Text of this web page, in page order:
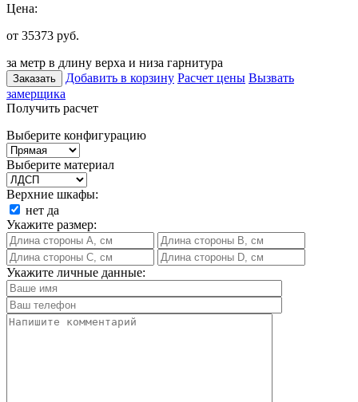
Цена:
от 35373 руб.
за метр в длину верха и низа гарнитура
Заказать Добавить в корзину Расчет цены Вызвать
замерщика
Получить расчет
Выберите конфигурацию
Выберите материал
Верхние шкафы:
нет да
Укажите размер:
Укажите личные данные: